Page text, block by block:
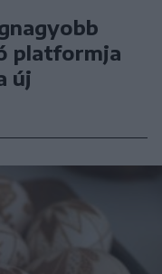
platformja
új